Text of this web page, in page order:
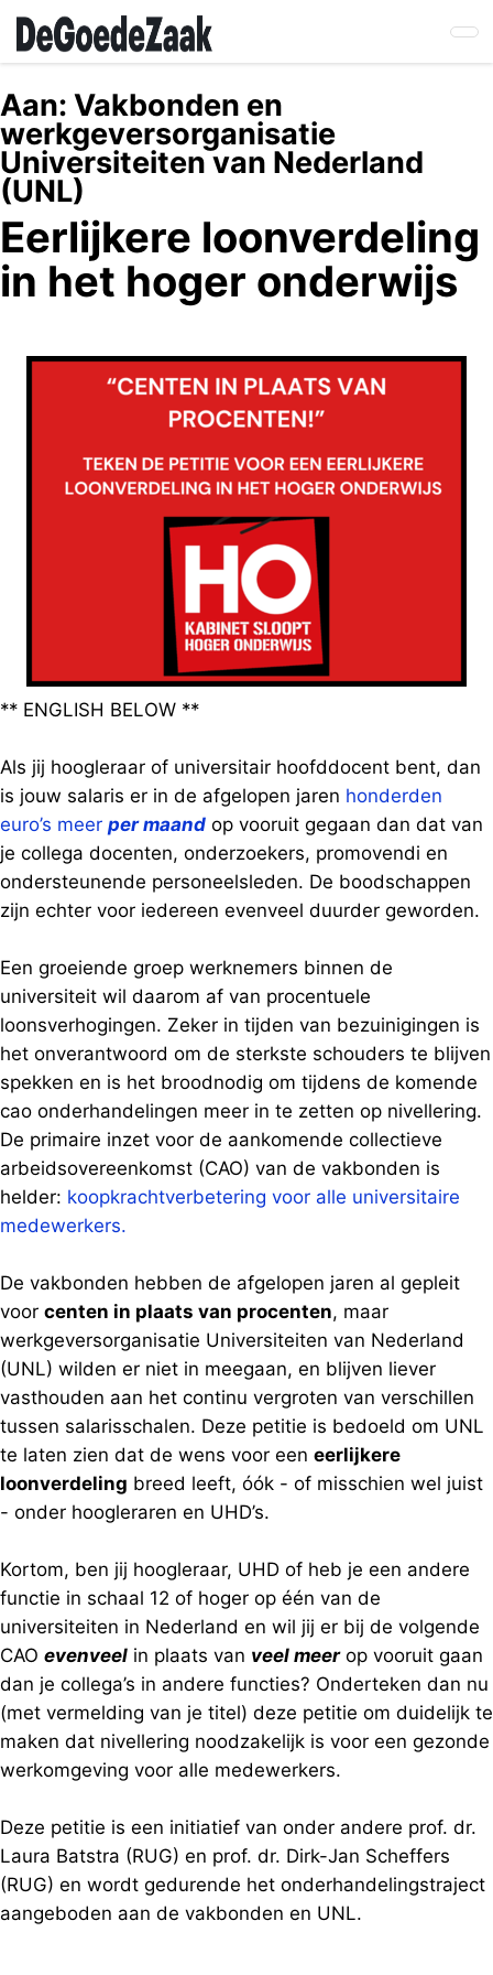
Skip
main
content
Aan: Vakbonden en
werkgeversorganisatie
Universiteiten van Nederland
(UNL)
Eerlijkere loonverdeling
in het hoger onderwijs
** ENGLISH BELOW **
Als jij hoogleraar of universitair hoofddocent bent, dan
is jouw salaris er in de afgelopen jaren honderden
euro’s meer per maand op vooruit gegaan dan dat van
je collega docenten, onderzoekers, promovendi en
ondersteunende personeelsleden. De boodschappen
zijn echter voor iedereen evenveel duurder geworden.
Een groeiende groep werknemers binnen de
universiteit wil daarom af van procentuele
loonsverhogingen. Zeker in tijden van bezuinigingen is
het onverantwoord om de sterkste schouders te blijven
spekken en is het broodnodig om tijdens de komende
cao onderhandelingen meer in te zetten op nivellering.
De primaire inzet voor de aankomende collectieve
arbeidsovereenkomst (CAO) van de vakbonden is
helder: koopkrachtverbetering voor alle universitaire
medewerkers.
De vakbonden hebben de afgelopen jaren al gepleit
voor centen in plaats van procenten, maar
werkgeversorganisatie Universiteiten van Nederland
(UNL) wilden er niet in meegaan, en blijven liever
vasthouden aan het continu vergroten van verschillen
tussen salarisschalen. Deze petitie is bedoeld om UNL
te laten zien dat de wens voor een eerlijkere
loonverdeling breed leeft, óók - of misschien wel juist
- onder hoogleraren en UHD’s.
Kortom, ben jij hoogleraar, UHD of heb je een andere
functie in schaal 12 of hoger op één van de
universiteiten in Nederland en wil jij er bij de volgende
CAO evenveel in plaats van veel meerop vooruit gaan
dan je collega’s in andere functies? Onderteken dan nu
(met vermelding van je titel) deze petitie om duidelijk te
maken dat nivellering noodzakelijk is voor een gezonde
werkomgeving voor alle medewerkers.
Deze petitie is een initiatief van onder andere prof. dr.
Laura Batstra (RUG) en prof. dr. Dirk-Jan Scheffers
(RUG) en wordt gedurende het onderhandelingstraject
aangeboden aan de vakbonden en UNL.